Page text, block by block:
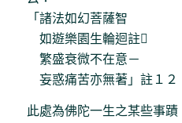
「諸法如幻菩薩智
如遊樂園生輪迴註
繁盛衰微不在意－
妄惑痛苦亦無著」註１２
此處為佛陀一生之某些事